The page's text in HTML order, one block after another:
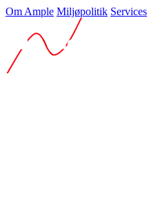
Om Ample Miljøpolitik Services